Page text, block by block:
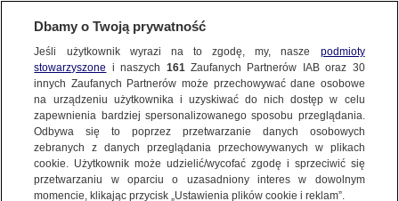
KONTAKT24
Wyślij Materiał
WYŚLIJ MATERIAŁ
NAJNOWSZE
Dzień dobry!
Jedno konto do wszystkich usług
Dbamy o Twoją prywatność
Jeśli użytkownik wyrazi na to zgodę, my, nasze podmioty
stowarzyszone i naszych 161Zaufanych Partnerów IAB oraz 30
innych Zaufanych Partnerów może przechowywać dane osobowe
na urządzeniu użytkownika i uzyskiwać do nich dostęp w celu
zapewnienia bardziej spersonalizowanego sposobu przeglądania.
Odbywa się to poprzez przetwarzanie danych osobowych
zebranych z danych przeglądania przechowywanych w plikach
cookie. Użytkownik może udzielić/wycofać zgodę i sprzeciwić się
przetwarzaniu w oparciu o uzasadniony interes w dowolnym
momencie, klikając przycisk „Ustawienia plików cookie i reklam”.